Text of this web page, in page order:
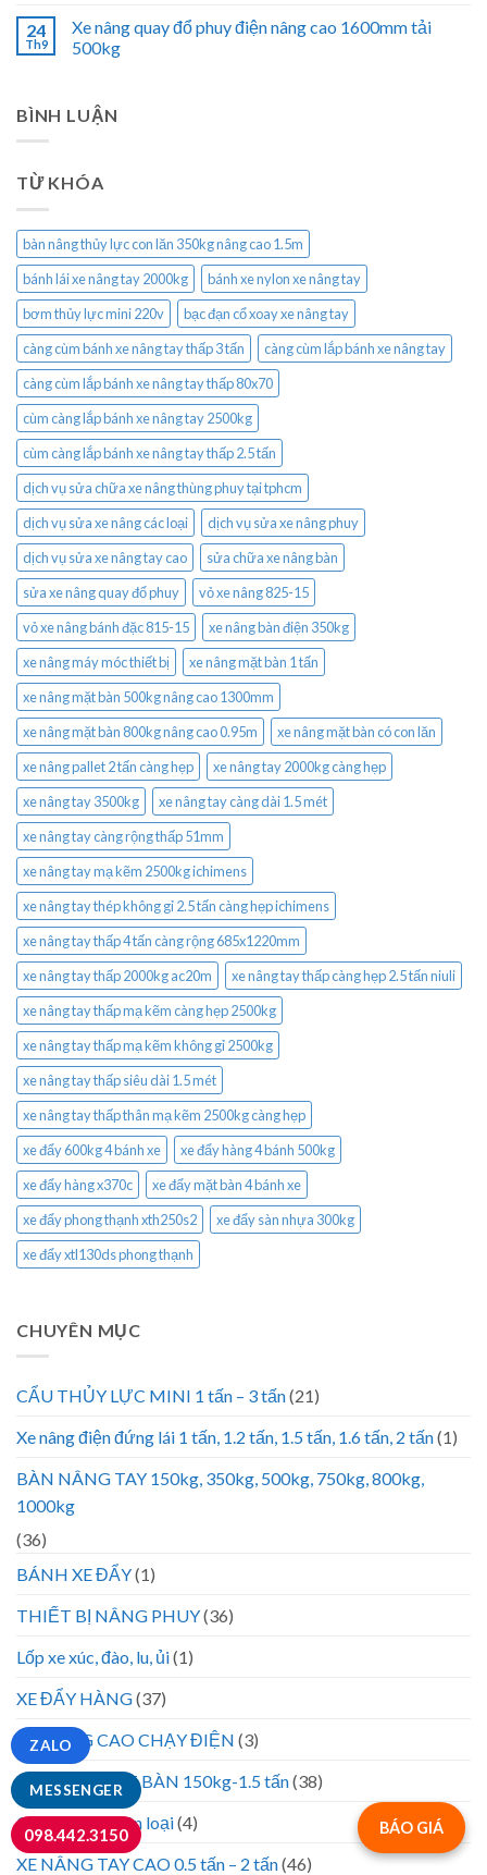
24
Th9
Xe nâng quay đổ phuy điện nâng cao 1600mm tải
500kg
BÌNH LUẬN
TỪ KHÓA
bàn nâng thủy lực con lăn 350kg nâng cao 1.5m
bánh lái xe nâng tay 2000kg
bánh xe nylon xe nâng tay
bơm thủy lực mini 220v
bạc đạn cổ xoay xe nâng tay
càng cùm bánh xe nâng tay thấp 3 tấn
càng cùm lắp bánh xe nâng tay
càng cùm lắp bánh xe nâng tay thấp 80x70
cùm càng lắp bánh xe nâng tay 2500kg
cùm càng lắp bánh xe nâng tay thấp 2.5 tấn
dịch vụ sửa chữa xe nâng thùng phuy tại tphcm
dịch vụ sửa xe nâng các loại
dịch vụ sửa xe nâng phuy
dịch vụ sửa xe nâng tay cao
sửa chữa xe nâng bàn
sửa xe nâng quay đổ phuy
vỏ xe nâng 825-15
vỏ xe nâng bánh đặc 815-15
xe nâng bàn điện 350kg
xe nâng máy móc thiết bị
xe nâng mặt bàn 1 tấn
xe nâng mặt bàn 500kg nâng cao 1300mm
xe nâng mặt bàn 800kg nâng cao 0.95m
xe nâng mặt bàn có con lăn
xe nâng pallet 2 tấn càng hẹp
xe nâng tay 2000kg càng hẹp
xe nâng tay 3500kg
xe nâng tay càng dài 1.5 mét
xe nâng tay càng rộng thấp 51mm
xe nâng tay mạ kẽm 2500kg ichimens
xe nâng tay thép không gỉ 2.5 tấn càng hẹp ichimens
xe nâng tay thấp 4 tấn càng rộng 685x1220mm
xe nâng tay thấp 2000kg ac20m
xe nâng tay thấp càng hẹp 2.5 tấn niuli
xe nâng tay thấp mạ kẽm càng hẹp 2500kg
xe nâng tay thấp mạ kẽm không gỉ 2500kg
xe nâng tay thấp siêu dài 1.5 mét
xe nâng tay thấp thân mạ kẽm 2500kg càng hẹp
xe đẩy 600kg 4 bánh xe
xe đẩy hàng 4 bánh 500kg
xe đẩy hàng x370c
xe đẩy mặt bàn 4 bánh xe
xe đẩy phong thạnh xth250s2
xe đẩy sàn nhựa 300kg
xe đẩy xtl130ds phong thạnh
CHUYÊN MỤC
CẨU THỦY LỰC MINI 1 tấn – 3 tấn(21)
Xe nâng điện đứng lái 1 tấn, 1.2 tấn, 1.5 tấn, 1.6 tấn, 2 tấn(1)
BÀN NÂNG TAY 150kg, 350kg, 500kg, 750kg, 800kg,
1000kg
(36)
BÁNH XE ĐẨY(1)
THIẾT BỊ NÂNG PHUY(36)
Lốp xe xúc, đào, lu, ủi(1)
XE ĐẨY HÀNG(37)
XE NÂNG CAO CHẠY ĐIỆN (3)
XE NÂNG MẶT BÀN 150kg-1.5 tấn(38)
Chưa được phân loại(4)
XE NÂNG TAY CAO 0.5 tấn – 2 tấn(46)
BÁO GIÁ
MESSENGER
ZALO
098.442.3150